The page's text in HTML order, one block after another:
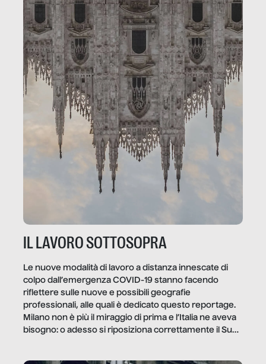
IL LAVORO SOTTOSOPRA
Le nuove modalità di lavoro a distanza innescate di
colpo dall’emergenza COVID-19 stanno facendo
riflettere sulle nuove e possibili geografie
professionali, alle quali è dedicato questo reportage.
Milano non è più il miraggio di prima e l’Italia ne aveva
bisogno: o adesso si riposiziona correttamente il Sud